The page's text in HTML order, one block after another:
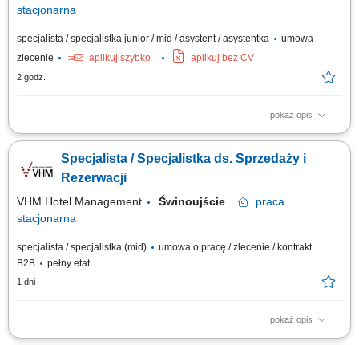
stacjonarna
specjalista / specjalistka junior / mid / asystent / asystentka
umowa
zlecenie
aplikuj szybko aplikuj bez CV
2 godz.
pokaż opis
obsługa gości hotelowych (meldowanie i wymeldowanie), udzielanie
rezerwacji (telefonicznych, mailowych, z portali rezerwacyjnych),
współpraca z innymi działami hotelu, dbanie o porządek i wizerunek
Specjalista / Specjalistka ds. Sprzedaży i
Rezerwacji
VHM Hotel Management Świnoujście
praca
stacjonarna
specjalista / specjalistka (mid)
umowa o pracę / zlecenie / kontrakt
B2B
pełny etat
1 dni
pokaż opis
Obowiązki: Obsługa rezerwacji indywidualnych i grupowych (telefon, e-